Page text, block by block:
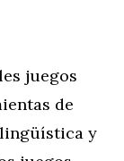
juegos
de
y